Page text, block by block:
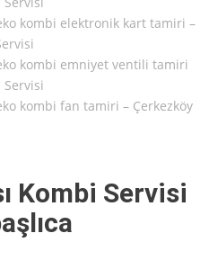
kombi elektronik kart tamiri –
kombi emniyet ventili tamiri
Servisi
kombi fan tamiri – Çerkezköy
Kombi Servisi